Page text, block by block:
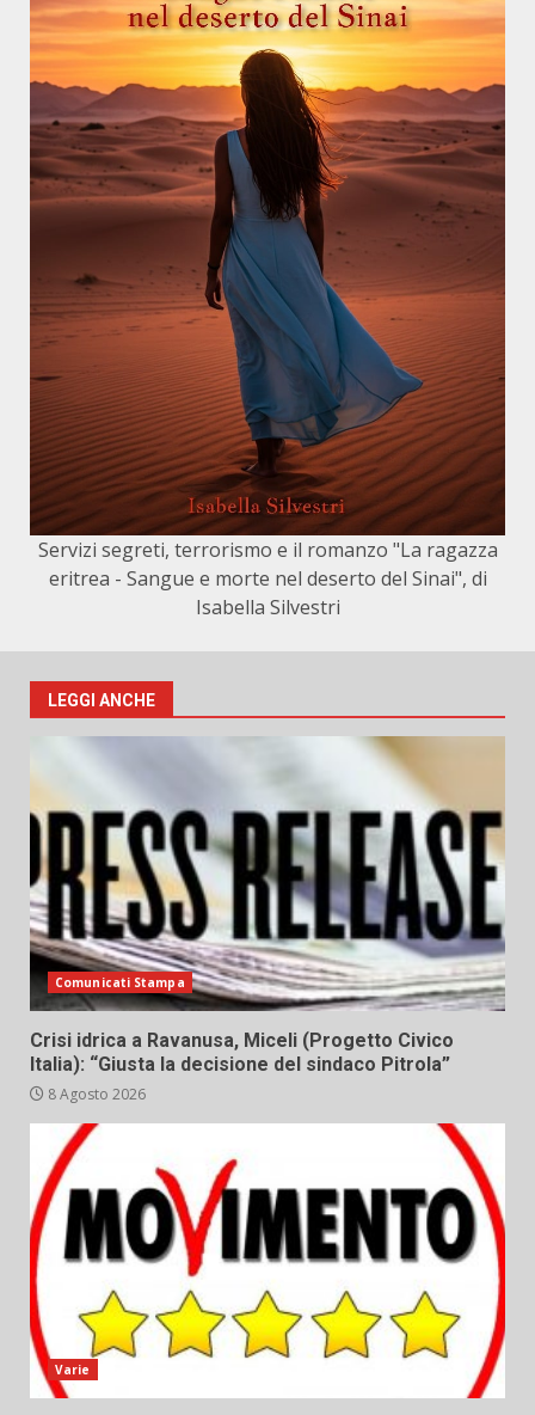
Servizi segreti, terrorismo e il romanzo "La ragazza
eritrea - Sangue e morte nel deserto del Sinai", di
Isabella Silvestri
LEGGI ANCHE
Comunicati Stampa
Crisi idrica a Ravanusa, Miceli (Progetto Civico
Italia): “Giusta la decisione del sindaco Pitrola”
8 Agosto 2026
Varie